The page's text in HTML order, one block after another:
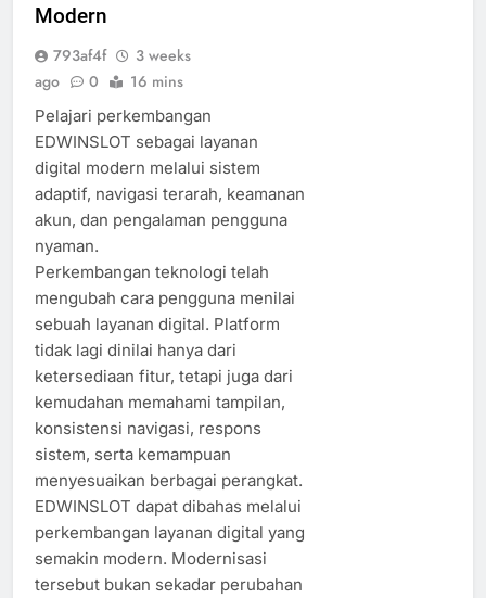
Modern
793af4f
3 weeks
ago
0 16 mins
Pelajari perkembangan
EDWINSLOT sebagai layanan
digital modern melalui sistem
adaptif, navigasi terarah, keamanan
akun, dan pengalaman pengguna
nyaman.
Perkembangan teknologi telah
mengubah cara pengguna menilai
sebuah layanan digital. Platform
tidak lagi dinilai hanya dari
ketersediaan fitur, tetapi juga dari
kemudahan memahami tampilan,
konsistensi navigasi, respons
sistem, serta kemampuan
menyesuaikan berbagai perangkat.
EDWINSLOT dapat dibahas melalui
perkembangan layanan digital yang
semakin modern. Modernisasi
tersebut bukan sekadar perubahan